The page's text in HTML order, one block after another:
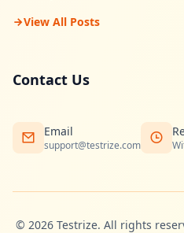
View All Posts
Contact Us
Email
support@testrize.com
© 2026Testrize. All rights